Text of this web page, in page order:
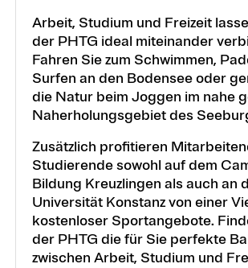
Arbeit, Studium und Freizeit
der PHTG ideal miteinander
Fahren Sie zum Schwimmen,
Surfen an den Bodensee oder
die Natur beim Joggen im nahe
Naherholungsgebiet des
Zusätzlich profitieren
Studierende sowohl auf dem
Bildung Kreuzlingen als auch an
Universität Konstanz von einer
kostenloser Sportangebote.
der PHTG die für Sie perfekte
zwischen Arbeit, Studium und